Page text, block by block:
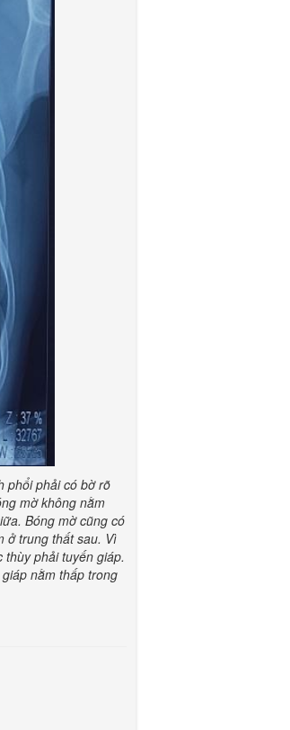
phổi phải có bờ rõ
mờ không nằm
Bóng mờ cũng có
ở trung thất sau. Vì
phải tuyến giáp.
nằm thấp trong